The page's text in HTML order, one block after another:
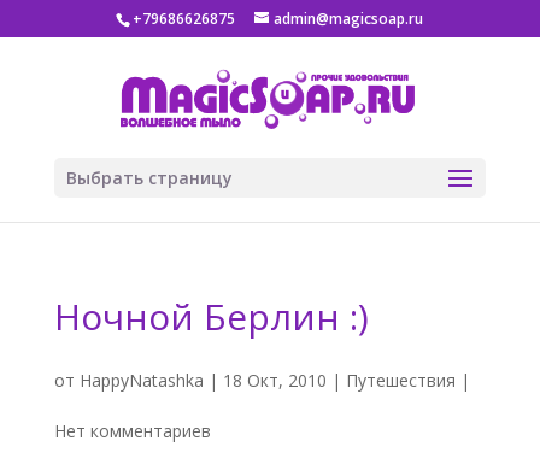
+79686626875 admin@magicsoap.ru
Выбрать страницу
Ночной Берлин :)
от HappyNatashka | 18 Окт, 2010 | Путешествия |
Нет комментариев